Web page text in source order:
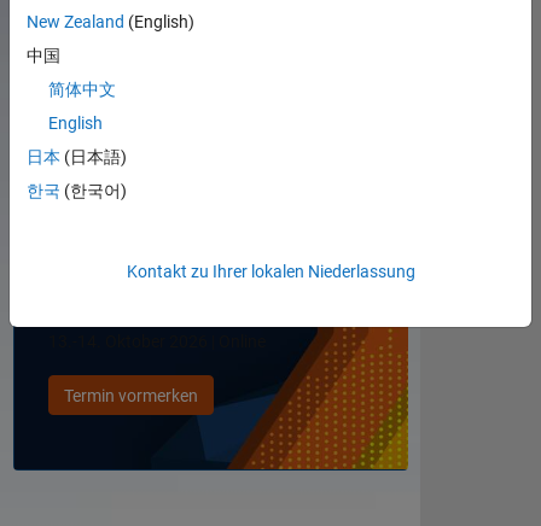
Weitere Informationen
Navigation im Panel
Termin vormerken
New Zealand (English)
中国
简体中文
English
日本 (日本語)
한국 (한국어)
Kontakt zu Ihrer lokalen Niederlassung